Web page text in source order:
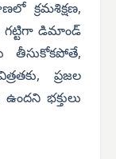
క్రమశిక్షణ,
గట్టిగా డిమాండ్
తీసుకోకపోతే,
ప్రజల
భక్తులు